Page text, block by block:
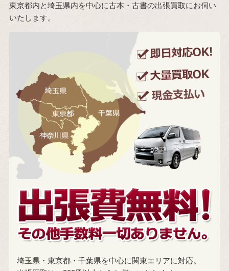
東京都内と埼玉県内を中心に古本・古書の出張買取にお伺い
いたします。
埼玉県・東京都・千葉県を中心に関東エリアに対応。